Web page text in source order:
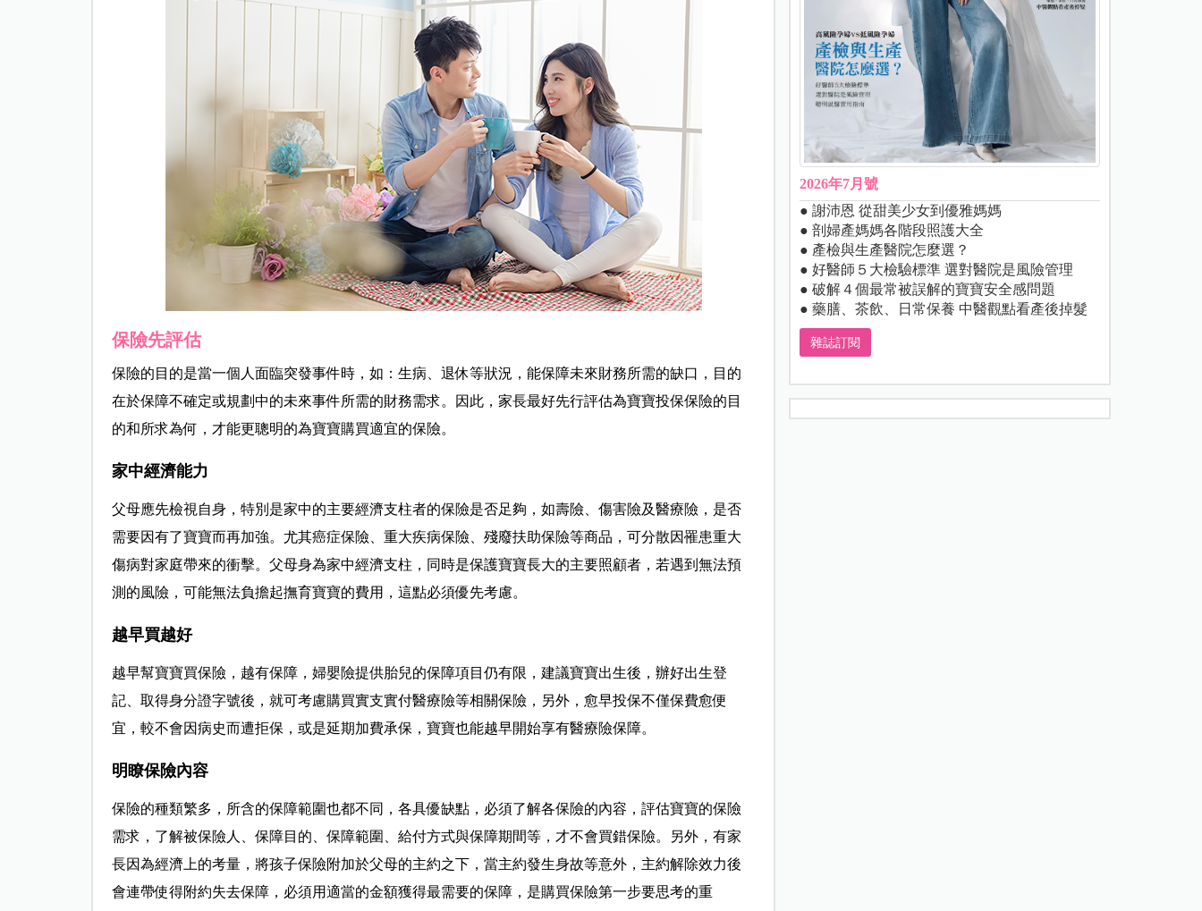
保險先評估
保險的目的是當一個人面臨突發事件時，如：生病、退休等狀況，能保障未來財務所需的缺口，目的
在於保障不確定或規劃中的未來事件所需的財務需求。因此，家長最好先行評估為寶寶投保保險的目
的和所求為何，才能更聰明的為寶寶購買適宜的保險。
家中經濟能力
父母應先檢視自身，特別是家中的主要經濟支柱者的保險是否足夠，如壽險、傷害險及醫療險，是否
需要因有了寶寶而再加強。尤其癌症保險、重大疾病保險、殘廢扶助保險等商品，可分散因罹患重大
傷病對家庭帶來的衝擊。父母身為家中經濟支柱，同時是保護寶寶長大的主要照顧者，若遇到無法預
測的風險，可能無法負擔起撫育寶寶的費用，這點必須優先考慮。
越早買越好
越早幫寶寶買保險，越有保障，婦嬰險提供胎兒的保障項目仍有限，建議寶寶出生後，辦好出生登
記、取得身分證字號後，就可考慮購買實支實付醫療險等相關保險，另外，愈早投保不僅保費愈便
宜，較不會因病史而遭拒保，或是延期加費承保，寶寶也能越早開始享有醫療險保障。
明瞭保險內容
保險的種類繁多，所含的保障範圍也都不同，各具優缺點，必須了解各保險的內容，評估寶寶的保險
需求，了解被保險人、保障目的、保障範圍、給付方式與保障期間等，才不會買錯保險。另外，有家
長因為經濟上的考量，將孩子保險附加於父母的主約之下，當主約發生身故等意外，主約解除效力後
會連帶使得附約失去保障，必須用適當的金額獲得最需要的保障，是購買保險第一步要思考的重
2026年7月號
● 謝沛恩 從甜美少女到優雅媽媽
● 剖婦產媽媽各階段照護大全
● 產檢與生產醫院怎麼選？
● 好醫師５大檢驗標準 選對醫院是風險管理
● 破解４個最常被誤解的寶寶安全感問題
● 藥膳、茶飲、日常保養 中醫觀點看產後掉髮
雜誌訂閱